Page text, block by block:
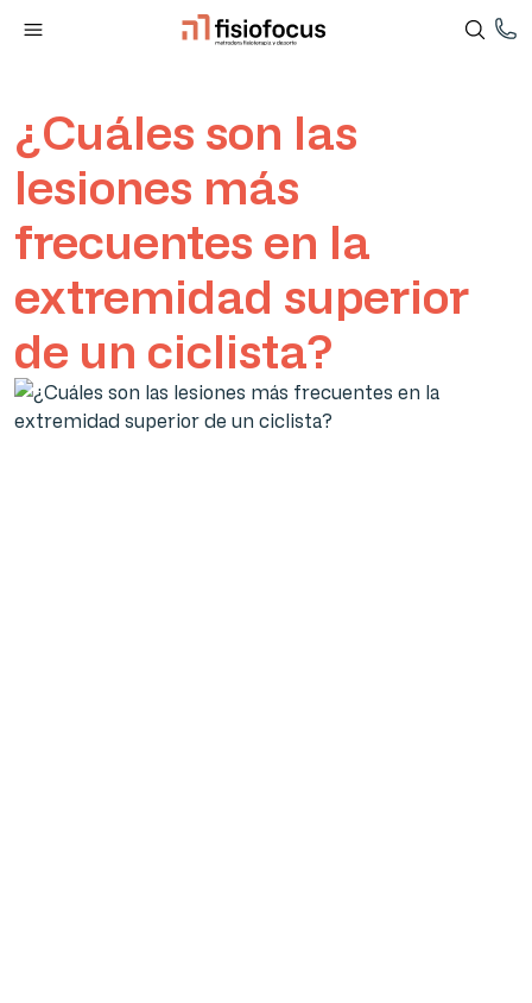
¿Cuáles son las
lesiones más
frecuentes en la
extremidad superior
de un ciclista?